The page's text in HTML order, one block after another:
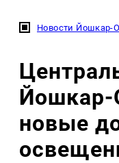
Новости Йошкар-
Йошкар-
новые